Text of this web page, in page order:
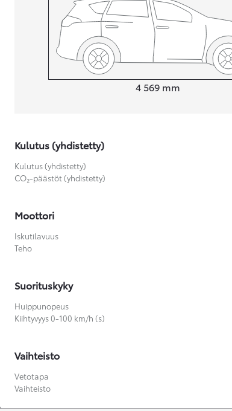
Pituus
4 569 mm
Kulutus (yhdistetty)
Kulutus (yhdistetty)
CO₂-päästöt (yhdistetty)
Moottori
Iskutilavuus
Teho
Suorituskyky
Huippunopeus
Kiihtyvyys 0-100 km/h (s)
Vaihteisto
Vetotapa
Vaihteisto